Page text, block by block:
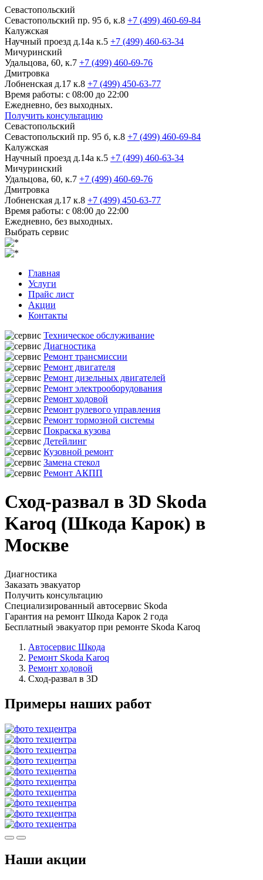
Севастопольский
Севастопольский пр. 95 б, к.8 +7 (499) 460-69-84
Калужская
Научный проезд д.14а к.5 +7 (499) 460-63-34
Мичуринский
Удальцова, 60, к.7 +7 (499) 460-69-76
Дмитровка
Лобненская д.17 к.8 +7 (499) 450-63-77
Время работы: с 08:00 до 22:00
Ежедневно, без выходных.
Получить консультацию
Севастопольский
Севастопольский пр. 95 б, к.8 +7 (499) 460-69-84
Калужская
Научный проезд д.14а к.5 +7 (499) 460-63-34
Мичуринский
Удальцова, 60, к.7 +7 (499) 460-69-76
Дмитровка
Лобненская д.17 к.8 +7 (499) 450-63-77
Время работы: с 08:00 до 22:00
Ежедневно, без выходных.
Выбрать сервис
Главная
Услуги
Прайс лист
Акции
Контакты
Техническое обслуживание
Диагностика
Ремонт трансмиссии
Ремонт двигателя
Ремонт дизельных двигателей
Ремонт электрооборудования
Ремонт ходовой
Ремонт рулевого управления
Ремонт тормозной системы
Покраска кузова
Детейлинг
Кузовной ремонт
Замена стекол
Ремонт АКПП
Сход-развал в 3D Skoda
Karoq (Шкода Карок) в
Москве
Диагностика
Заказать эвакуатор
Получить консультацию
Специализированный автосервис Skoda
Гарантия на ремонт Шкода Карок 2 года
Бесплатный эвакуатор при ремонте Skoda Karoq
Автосервис Шкода
Ремонт Skoda Karoq
Ремонт ходовой
Сход-развал в 3D
Примеры наших работ
Наши акции